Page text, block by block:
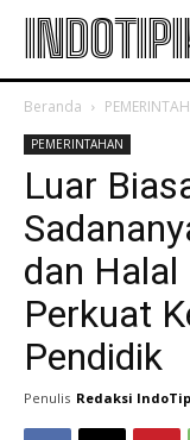
Beranda
PEMERINTAHAN
Luar
dan Halal
Perkuat
Pendidik
Penulis Redaksi